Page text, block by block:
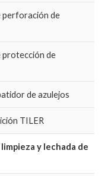
perforación de
protección de
de azulejos
TILER
y lechada de